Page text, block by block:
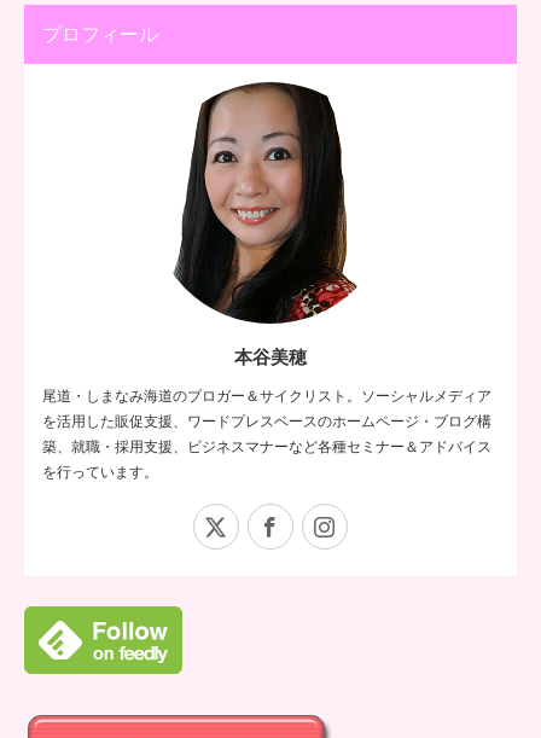
プロフィール
本谷美穂
尾道・しまなみ海道のブロガー＆サイクリスト。ソーシャルメディア
を活用した販促支援、ワードプレスベースのホームページ・ブログ構
築、就職・採用支援、ビジネスマナーなど各種セミナー＆アドバイス
を行っています。
Facebook